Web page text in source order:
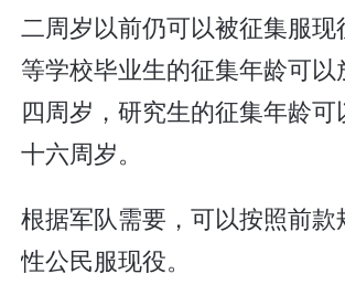
二周岁以前仍可以被征集服现
等学校毕业生的征集年龄可以
四周岁，研究生的征集年龄可
十六周岁。
根据军队需要，可以按照前款
性公民服现役。